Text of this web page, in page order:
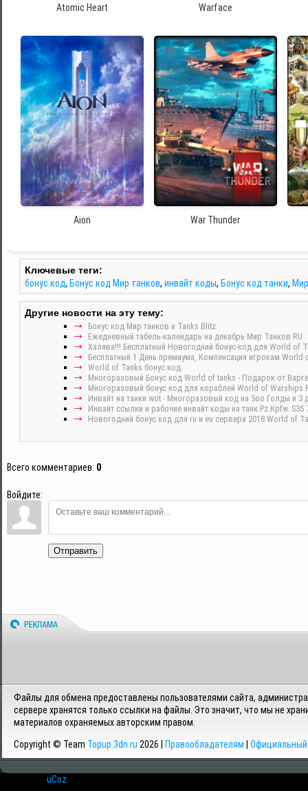
Atomic Heart Warface
Aion War Thunder
Ключевые теги:
бонус код, Бонус код Мир танков, инвайт коды, Бонус код танки,
Другие новости на эту тему:
Бонус код Мир танков и Tanks Blitz
Ежедневный табель-календарь на декабрь Мир Танков RU
Халява!!! Бесплатный Новогодний бонус-код для World of
Бесплатный 1 День премиума, Компенсация игрокам World
World of Tanks бонус код
Многоразовый Бонус код World of tanks - Подарок от
Многоразовый бонус код для кораблей World of Warships
Инвайт на танки wot - Многоразовый код на 5оо Голды и 3
Инвайт ссылки и рабочие инвайт коды на танк Pz.Kpfw.
Новогодний бонус код для ru и eu сервера 2018 World of
Всего комментариев: 0
Войдите:
Отправить
Файлы для обмена предоставлены пользователями сайта,
сервере хранятся только ссылки на файлы. Это значит, что мы не
материалов охраняемых авторским правом.
Copyright © Team Topup.3dn.ru 2026 | Правообладателям Официальный
uCoz